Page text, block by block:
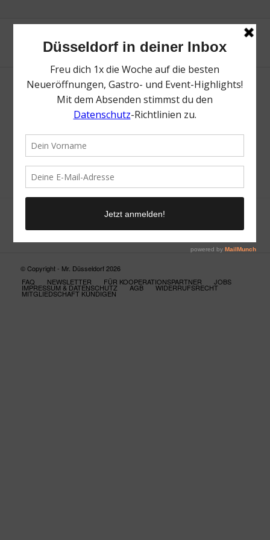
Neue Suche
Suchergebnis nicht zufriedenstellend? Versuche es mal mit
einem Wortteil oder einer anderen Schreibweise.
© Copyright - Mr. Düsseldorf 2026
FAQ
NEWSLETTER FÜR KOOPERATIONSPARTNER JOBS
IMPRESSUM & DATENSCHUTZ AGB WIDERRUFSRECHT
MITGLIEDSCHAFT KÜNDIGEN